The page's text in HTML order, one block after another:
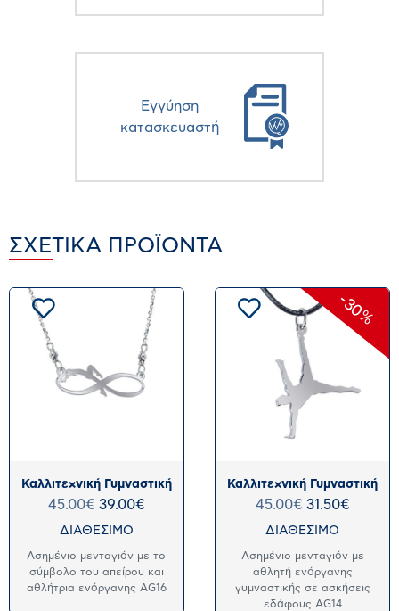
Eγγύηση
κατασκευαστή
ΣΧΕΤΙΚΆ ΠΡΟΪΌΝΤΑ
Καλλιτεχνική Γυμναστική
45.00€ 39.00€
ΔΙΑΘΕΣΙΜΟ
Ασημένιο μενταγιόν με το
σύμβολο του απείρου και
αθλήτρια ενόργανης AG16
Καλλιτεχνική Γυμναστική
45.00€ 31.50€
-30%
ΔΙΑΘΕΣΙΜΟ
Ασημένιο μενταγιόν με
αθλητή ενόργανης
γυμναστικής σε ασκήσεις
εδάφους AG14